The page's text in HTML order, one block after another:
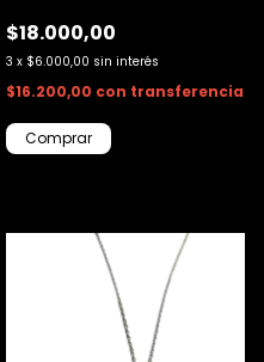
$18.000,00
3 x $6.000,00 sin interés
$16.200,00 con transferencia